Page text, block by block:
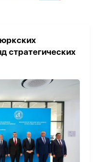
стратегических